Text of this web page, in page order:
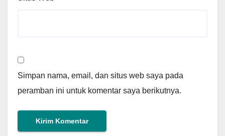
Simpan nama, email, dan situs web saya pada
peramban ini untuk komentar saya berikutnya.